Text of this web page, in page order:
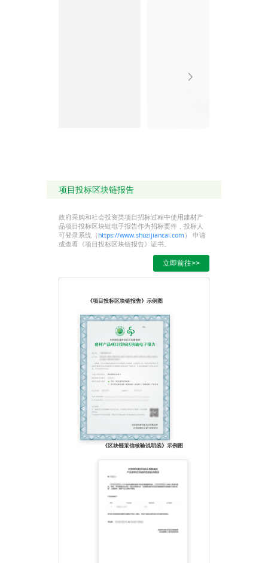
项目投标区块链报告
政府采购和社会投资类项目招标过程中使用建材产
品项目投标区块链电子报告作为招标要件，投标人
可登录系统（https://www.shuzijiancai.com ） 申请
或查看《项目投标区块链报告》证书。
立即前往>>
《项目投标区块链报告》示例图
《区块链采信核验说明函》示例图